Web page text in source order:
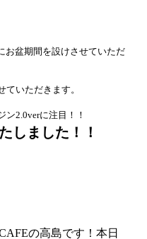
お盆期間を設けさせていただ
いただきます。
2.0verに注目！！
しました！！
の高島です！本日